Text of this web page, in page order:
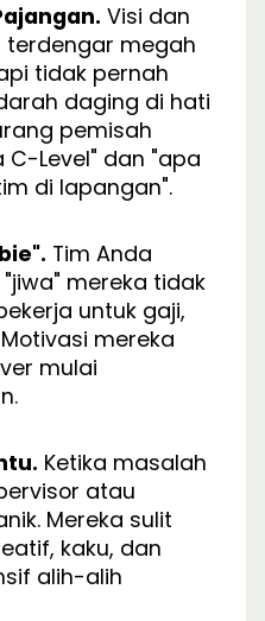
Visi dan
terdengar megah
tidak pernah
daging di hati
pemisah
Level" dan "apa
di lapangan".
Tim Anda
mereka tidak
untuk gaji,
mereka
mulai
Ketika masalah
atau
Mereka sulit
kaku, dan
alih-alih